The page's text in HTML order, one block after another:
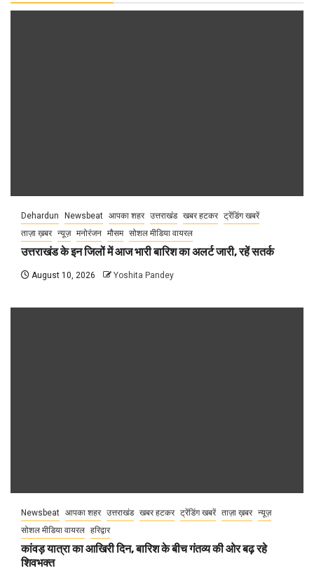
Dehardun Newsbeat आपका शहर उत्तराखंड खबर हटकर ट्रेंडिंग खबरें
ताज़ा ख़बर न्यूज़ मनोरंजन मौसम सोशल मीडिया वायरल
उत्तराखंड के इन जिलों में आज भारी बारिश का अलर्ट जारी, रहें सतर्क
August 10, 2026 Yoshita Pandey
Newsbeat आपका शहर उत्तराखंड खबर हटकर ट्रेंडिंग खबरें ताज़ा ख़बर न्यूज़
सोशल मीडिया वायरल हरिद्वार
कांवड़ यात्रा का आखिरी दिन, बारिश के बीच गंतव्य की ओर बढ़ रहे
शिवभक्त